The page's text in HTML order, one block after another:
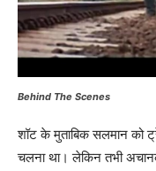
Behind The Scenes
शॉट के मुताबिक सलमान को
चलना था। लेकिन तभी